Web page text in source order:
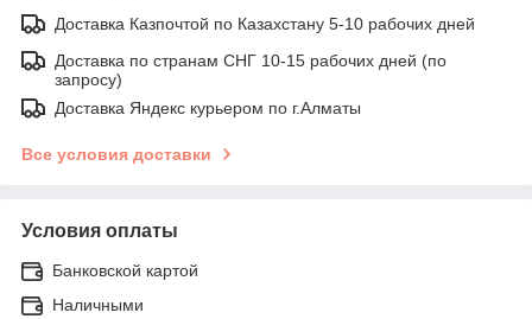
Доставка Казпочтой по Казахстану 5-10 рабочих дней
Доставка по странам СНГ 10-15 рабочих дней (по
запросу)
Доставка Яндекс курьером по г.Алматы
Все условия доставки
Условия оплаты
Банковской картой
Наличными